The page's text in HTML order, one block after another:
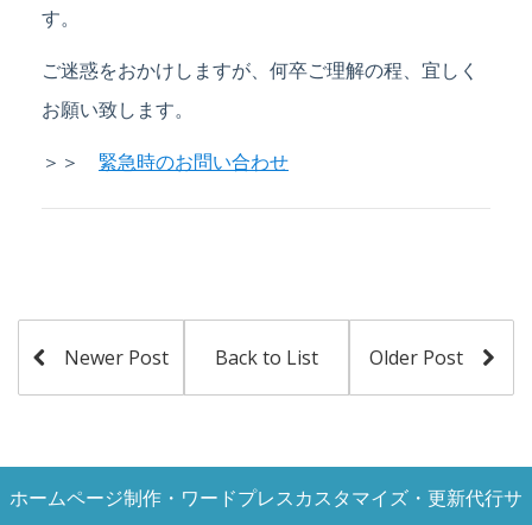
す。
ご迷惑をおかけしますが、何卒ご理解の程、宜しく
お願い致します。
＞＞ 緊急時のお問い合わせ
Newer Post Back to List Older Post
ホームページ制作・ワードプレスカスタマイズ・更新代行サ